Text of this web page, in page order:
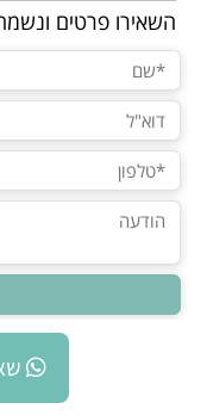
השאירו פרטים